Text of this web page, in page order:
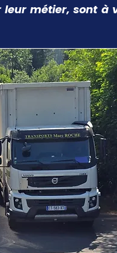
leur métier, sont à